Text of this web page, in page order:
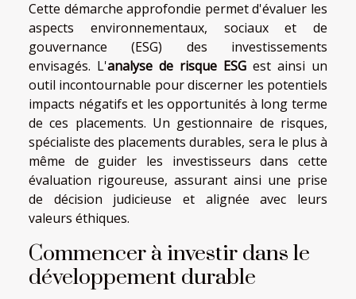
Cette démarche approfondie permet d'évaluer les
aspects environnementaux, sociaux et de
gouvernance (ESG) des investissements
envisagés. L'analyse de risque ESG est ainsi un
outil incontournable pour discerner les potentiels
impacts négatifs et les opportunités à long terme
de ces placements. Un gestionnaire de risques,
spécialiste des placements durables, sera le plus à
même de guider les investisseurs dans cette
évaluation rigoureuse, assurant ainsi une prise
de décision judicieuse et alignée avec leurs
valeurs éthiques.
Commencer à investir dans le
développement durable